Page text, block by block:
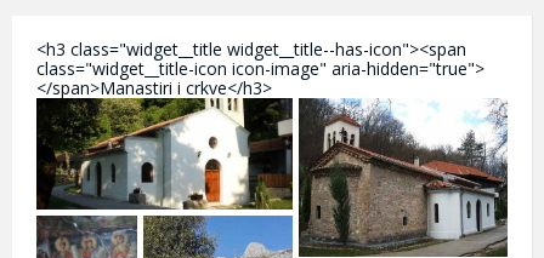
<h3 class="widget__title widget__title--has-icon"><span
class="widget__title-icon icon-image" aria-hidden="true">
</span>Manastiri i crkve</h3>